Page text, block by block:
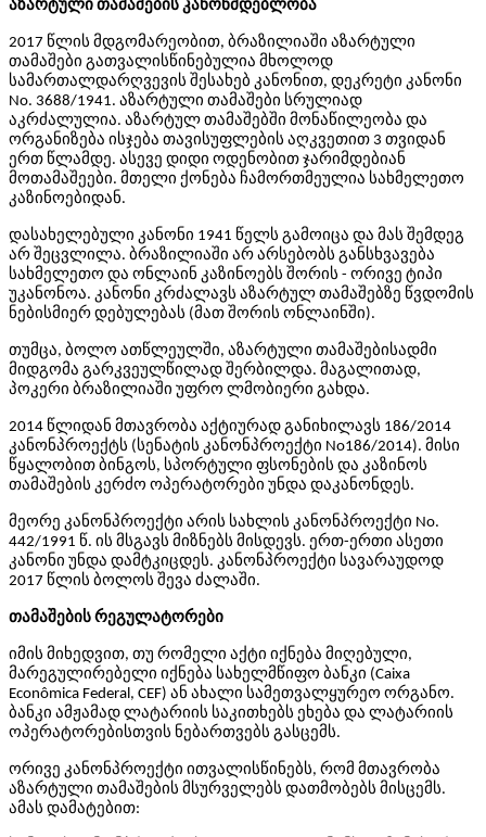
აზარტული თამაშების კანონმდებლობა
2017 წლის მდგომარეობით, ბრაზილიაში აზარტული
თამაშები გათვალისწინებულია მხოლოდ
სამართალდარღვევის შესახებ კანონით, დეკრეტი კანონი
No. 3688/1941. აზარტული თამაშები სრულიად
აკრძალულია. აზარტულ თამაშებში მონაწილეობა და
ორგანიზება ისჯება თავისუფლების აღკვეთით 3 თვიდან
ერთ წლამდე. ასევე დიდი ოდენობით ჯარიმდებიან
მოთამაშეები. მთელი ქონება ჩამორთმეულია სახმელეთო
კაზინოებიდან.
დასახელებული კანონი 1941 წელს გამოიცა და მას შემდეგ
არ შეცვლილა. ბრაზილიაში არ არსებობს განსხვავება
სახმელეთო და ონლაინ კაზინოებს შორის - ორივე ტიპი
უკანონოა. კანონი კრძალავს აზარტულ თამაშებზე წვდომის
ნებისმიერ დებულებას (მათ შორის ონლაინში).
თუმცა, ბოლო ათწლეულში, აზარტული თამაშებისადმი
მიდგომა გარკვეულწილად შერბილდა. მაგალითად,
პოკერი ბრაზილიაში უფრო ლმობიერი გახდა.
2014 წლიდან მთავრობა აქტიურად განიხილავს 186/2014
კანონპროექტს (სენატის კანონპროექტი No186/2014). მისი
წყალობით ბინგოს, სპორტული ფსონების და კაზინოს
თამაშების კერძო ოპერატორები უნდა დაკანონდეს.
მეორე კანონპროექტი არის სახლის კანონპროექტი No.
442/1991 წ. ის მსგავს მიზნებს მისდევს. ერთ-ერთი ასეთი
კანონი უნდა დამტკიცდეს. კანონპროექტი სავარაუდოდ
2017 წლის ბოლოს შევა ძალაში.
თამაშების რეგულატორები
იმის მიხედვით, თუ რომელი აქტი იქნება მიღებული,
მარეგულირებელი იქნება სახელმწიფო ბანკი (Caixa
Econômica Federal, CEF) ან ახალი სამეთვალყურეო ორგანო.
ბანკი ამჟამად ლატარიის საკითხებს ეხება და ლატარიის
ოპერატორებისთვის ნებართვებს გასცემს.
ორივე კანონპროექტი ითვალისწინებს, რომ მთავრობა
აზარტული თამაშების მსურველებს დათმობებს მისცემს.
ამას დამატებით: